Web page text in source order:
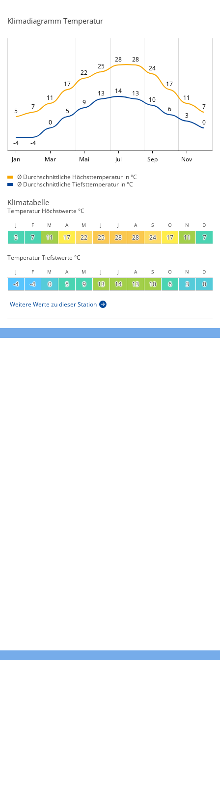
Klimadiagramm Temperatur
5
7
11
17
22
25
28
28
24
17
11
7
-4 -4
0
5
9
13 14 13
10
6
3
0
Jan Mar Mai Jul Sep Nov
Ø Durchschnittliche Höchsttemperatur in °C
Ø Durchschnittliche Tiefsttemperatur in °C
Klimatabelle
Temperatur Höchstwerte °C
J F M A M J J A S O N D
5 7 11 17 22 25 28 28 24 17 11 7
Temperatur Tiefstwerte °C
J F M A M J J A S O N D
-4 -4 0 5 9 13 14 13 10 6 3 0
Weitere Werte zu dieser Station